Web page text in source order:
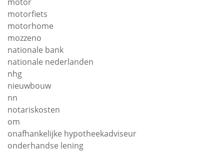
motorfiets
motorhome
mozzeno
nationale bank
nationale nederlanden
nhg
nieuwbouw
nn
notariskosten
om
onafhankelijke hypotheekadviseur
onderhandse lening